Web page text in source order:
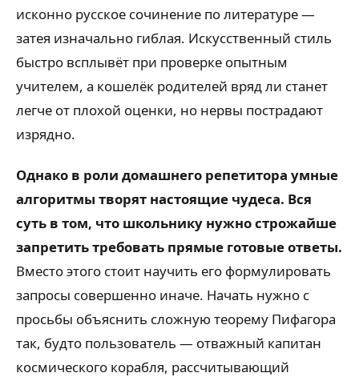
исконно русское сочинение по литературе —
затея изначально гиблая. Искусственный стиль
быстро всплывёт при проверке опытным
учителем, а кошелёк родителей вряд ли станет
легче от плохой оценки, но нервы пострадают
изрядно.
Однако в роли домашнего репетитора умные
алгоритмы творят настоящие чудеса. Вся
суть в том, что школьнику нужно строжайше
запретить требовать прямые готовые ответы.
Вместо этого стоит научить его формулировать
запросы совершенно иначе. Начать нужно с
просьбы объяснить сложную теорему Пифагора
так, будто пользователь — отважный капитан
космического корабля, рассчитывающий